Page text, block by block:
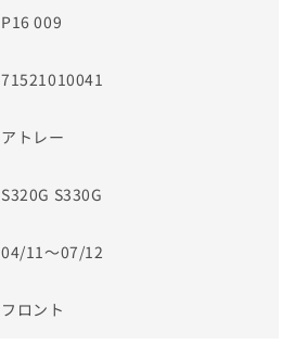
P16 009
71521010041
アトレー
S320G S330G
04/11～07/12
フロント